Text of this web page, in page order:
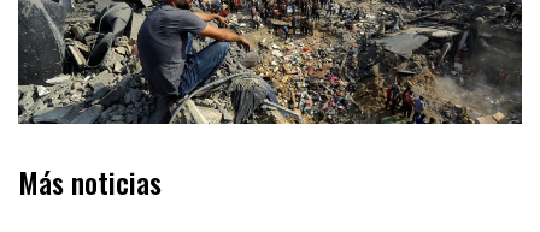
Más noticias